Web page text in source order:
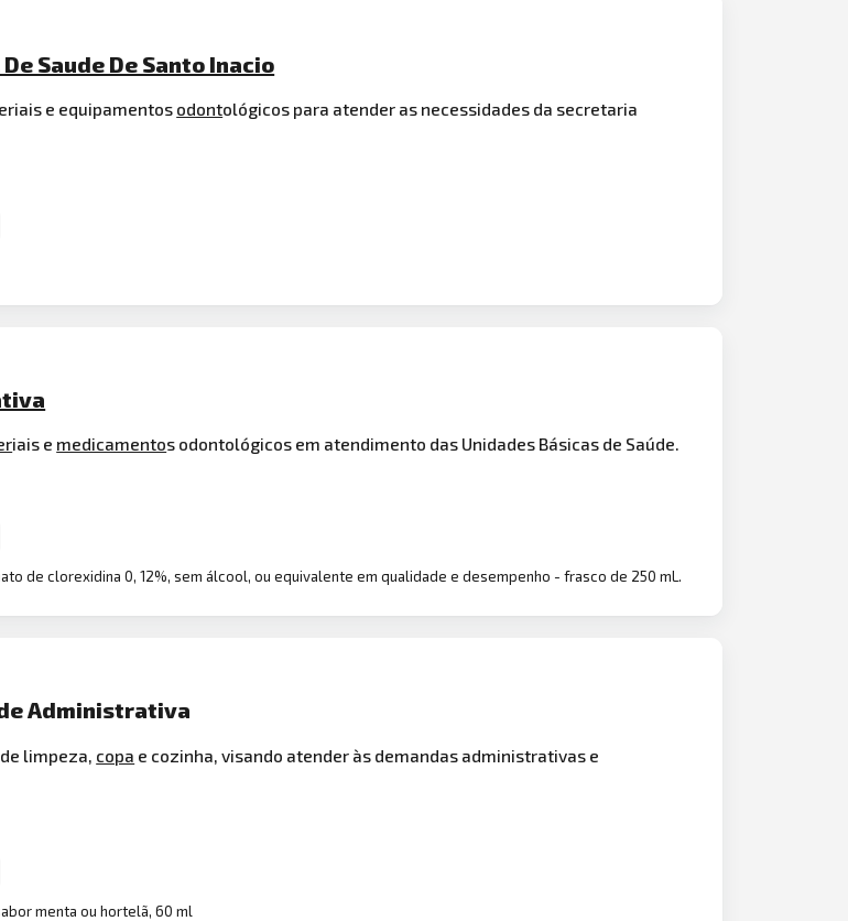
Saude De Santo Inacio
e equipamentos odontológicos para atender as necessidades da secretaria
iais e medicamentos odontológicos em atendimento das Unidades Básicas de Saúde.
de clorexidina 0, 12%, sem álcool, ou equivalente em qualidade e desempenho - frasco de 250 mL.
Administrativa
limpeza, copa e cozinha, visando atender às demandas administrativas e
menta ou hortelã, 60 ml